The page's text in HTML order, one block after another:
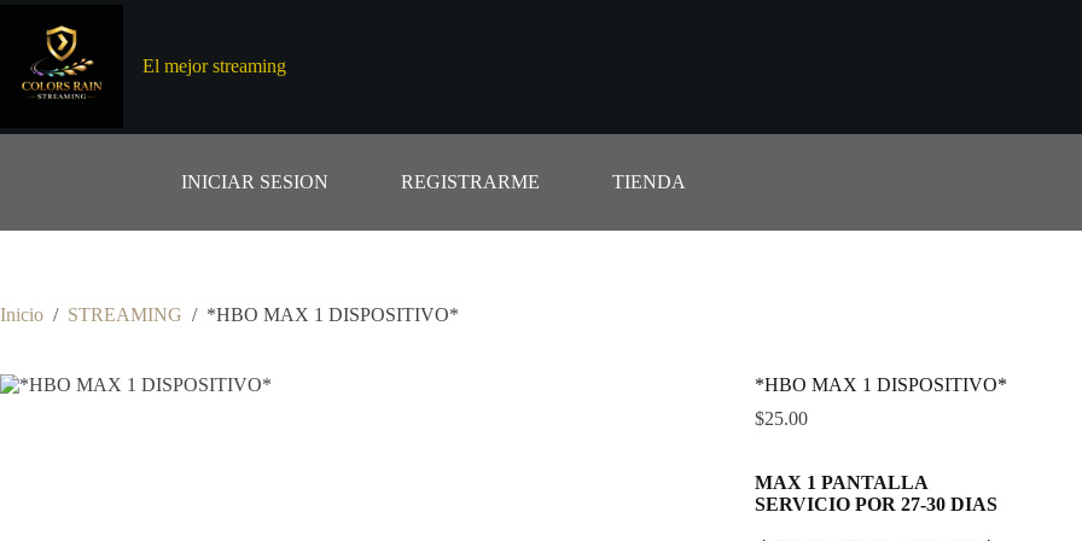
contenido
El mejor streaming
INICIAR SESION REGISTRARME TIENDA
Inicio / STREAMING / *HBO MAX 1 DISPOSITIVO*
*HBO MAX 1 DISPOSITIVO*
$25.00
MAX 1 PANTALLA
SERVICIO POR 27-30 DIAS